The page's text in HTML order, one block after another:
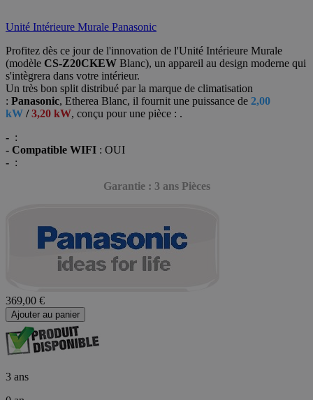
Unité Intérieure Murale Panasonic
Profitez dès ce jour de l'innovation de l'Unité Intérieure Murale
(modèle CS-Z20CKEW Blanc), un appareil au design moderne qui
s'intègrera dans votre intérieur.
Un très bon split distribué par la marque de climatisation
: Panasonic, Etherea Blanc, il fournit une puissance de 2,00
kW /3,20 kW, conçu pour une pièce : .
- :
- Compatible WIFI : OUI
- :
Garantie : 3 ans Pièces
369,00 €
Ajouter au panier
3 ans